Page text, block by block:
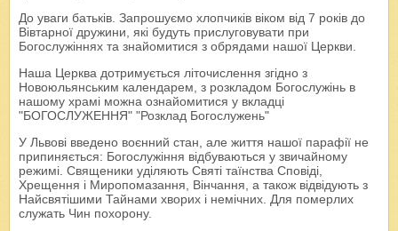
До уваги батьків. Запрошуємо хлопчиків віком від 7 років до
Вівтарної дружини, які будуть прислуговувати при
Богослужіннях та знайомитися з обрядами нашої Церкви.
Наша Церква дотримується літочислення згідно з
Новоюльянським календарем, з розкладом Богослужінь в
нашому храмі можна ознайомитися у вкладці
"БОГОСЛУЖЕННЯ" "Розклад Богослужень"
У Львові введено воєнний стан, але життя нашої парафії не
припиняється: Богослужіння відбуваються у звичайному
режимі. Священики уділяють Святі таїнства Сповіді,
Хрещення і Миропомазання, Вінчання, а також відвідують з
Найсвятішими Тайнами хворих і немічних. Для померлих
служать Чин похорону.